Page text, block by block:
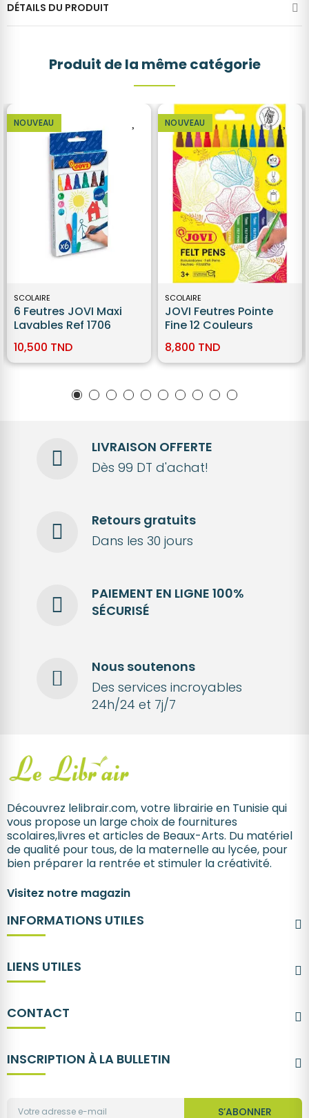
DÉTAILS DU PRODUIT
Produit de la même catégorie
NOUVEAU
SCOLAIRE
6 Feutres JOVI Maxi
Lavables Ref 1706
10,500 TND
NOUVEAU
SCOLAIRE
JOVI Feutres Pointe
Fine 12 Couleurs
8,800 TND
LIVRAISON OFFERTE
Dès 99 DT d'achat!
Retours gratuits
Dans les 30 jours
PAIEMENT EN LIGNE 100%
SÉCURISÉ
Nous soutenons
Des services incroyables
24h/24 et 7j/7
Découvrez lelibrair.com, votre librairie en Tunisie qui
vous propose un large choix de fournitures
scolaires,livres et articles de Beaux-Arts. Du matériel
de qualité pour tous, de la maternelle au lycée, pour
bien préparer la rentrée et stimuler la créativité.
Visitez notre magazin
INFORMATIONS UTILES
LIENS UTILES
CONTACT
INSCRIPTION À LA BULLETIN
S’ABONNER